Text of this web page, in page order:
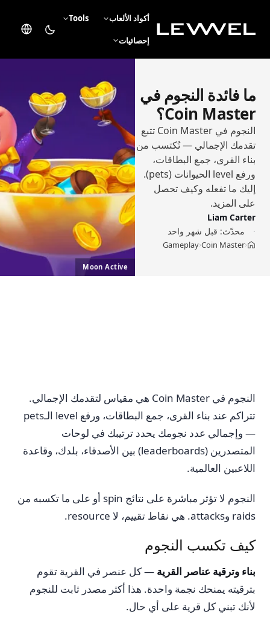
أكواد الألعاب Tools
إحصائيات
ما فائدة النجوم في
Coin Master؟
النجوم في Coin Master تتبع
تقدمك الإجمالي — تُكتسب من
بناء القرى، جمع البطاقات،
ورفع level الحيوانات (pets).
إليك ما تفعله وكيف تحصل
على المزيد.
Liam Carter
محدّث: قبل شهر واحد
›
Coin Master
›
Gameplay
Moon Active
النجوم في Coin Master هي مقياس لتقدمك الإجمالي.
تتراكم عند بناء القرى، جمع البطاقات، ورفع level الـpets
— وإجمالي عدد نجومك يحدد ترتيبك في لوحات
المتصدرين (leaderboards) بين الأصدقاء، بلدك، وقاعدة
اللاعبين العالمية.
النجوم لا تؤثر مباشرة على نتائج spin أو على ما تكسبه من
raids وattacks. هي نقاط تقييم، لا resource.
كيف تكسب النجوم
بناء وترقية عناصر القرية — كل عنصر في القرية تقوم
بترقيته يمنحك نجمة واحدة. هذا أكثر مصدر ثابت للنجوم
لأنك تبني كل قرية على أي حال.